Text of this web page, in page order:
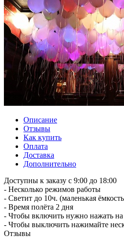
Описание
Отзывы
Как купить
Оплата
Доставка
Дополнительно
Доступны к заказу с 9:00 до 18:00
- Несколько режимов работы
- Светит до 10ч. (маленькая
- Время полёта 2 дня
- Чтобы включить нужно нажать
- Чтобы выключить нажимайте
Отзывы